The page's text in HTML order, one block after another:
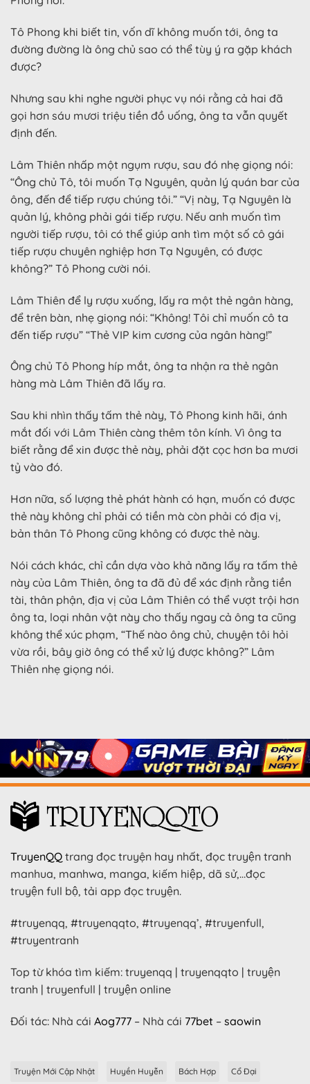
Tô Phong khi biết tin, vốn dĩ không muốn tới, ông ta
đường đường là ông chủ sao có thể tùy ý ra gặp khách
được?
Nhưng sau khi nghe người phục vụ nói rằng cả hai đã
gọi hơn sáu mươi triệu tiền đồ uống, ông ta vẫn quyết
định đến.
Lâm Thiên nhấp một ngụm rượu, sau đó nhẹ giọng nói:
“Ông chủ Tô, tôi muốn Tạ Nguyên, quản lý quán bar của
ông, đến để tiếp rượu chúng tôi.” “Vị này, Tạ Nguyên là
quản lý, không phải gái tiếp rượu. Nếu anh muốn tìm
người tiếp rượu, tôi có thể giúp anh tìm một số cô gái
tiếp rượu chuyên nghiệp hơn Tạ Nguyên, có được
không?” Tô Phong cười nói.
Lâm Thiên để ly rượu xuống, lấy ra một thẻ ngân hàng,
để trên bàn, nhẹ giọng nói: “Không! Tôi chỉ muốn cô ta
đến tiếp rượu” “Thẻ VIP kim cương của ngân hàng!”
Ông chủ Tô Phong híp mắt, ông ta nhận ra thẻ ngân
hàng mà Lâm Thiên đã lấy ra.
Sau khi nhìn thấy tấm thẻ này, Tô Phong kinh hãi, ánh
mắt đối với Lâm Thiên càng thêm tôn kính. Vì ông ta
biết rằng để xin được thẻ này, phải đặt cọc hơn ba mươi
tỷ vào đó.
Hơn nữa, số lượng thẻ phát hành có hạn, muốn có được
thẻ này không chỉ phải có tiền mà còn phải có địa vị,
bản thân Tô Phong cũng không có được thẻ này.
Nói cách khác, chỉ cần dựa vào khả năng lấy ra tấm thẻ
này của Lâm Thiên, ông ta đã đủ để xác định rằng tiền
tài, thân phận, địa vị của Lâm Thiên có thể vượt trội hơn
ông ta, loại nhân vật này cho thấy ngay cả ông ta cũng
không thể xúc phạm, “Thế nào ông chủ, chuyện tôi hỏi
vừa rồi, bây giờ ông có thể xử lý được không?” Lâm
Thiên nhẹ giọng nói.
TruyenQQ trang đọc truyện hay nhất, đọc truyện tranh
manhua, manhwa, manga, kiếm hiệp, dã sử,…đọc
truyện full bộ, tải app đọc truyện.
#truyenqq, #truyenqqto, #truyenqq’, #truyenfull,
#truyentranh
Top từ khóa tìm kiếm: truyenqq | truyenqqto | truyện
tranh | truyenfull | truyện online
Đối tác: Nhà cái Aog777 – Nhà cái 77bet – saowin
Truyện Mới Cập Nhật Huyền Huyễn Bách Hợp Cổ Đại